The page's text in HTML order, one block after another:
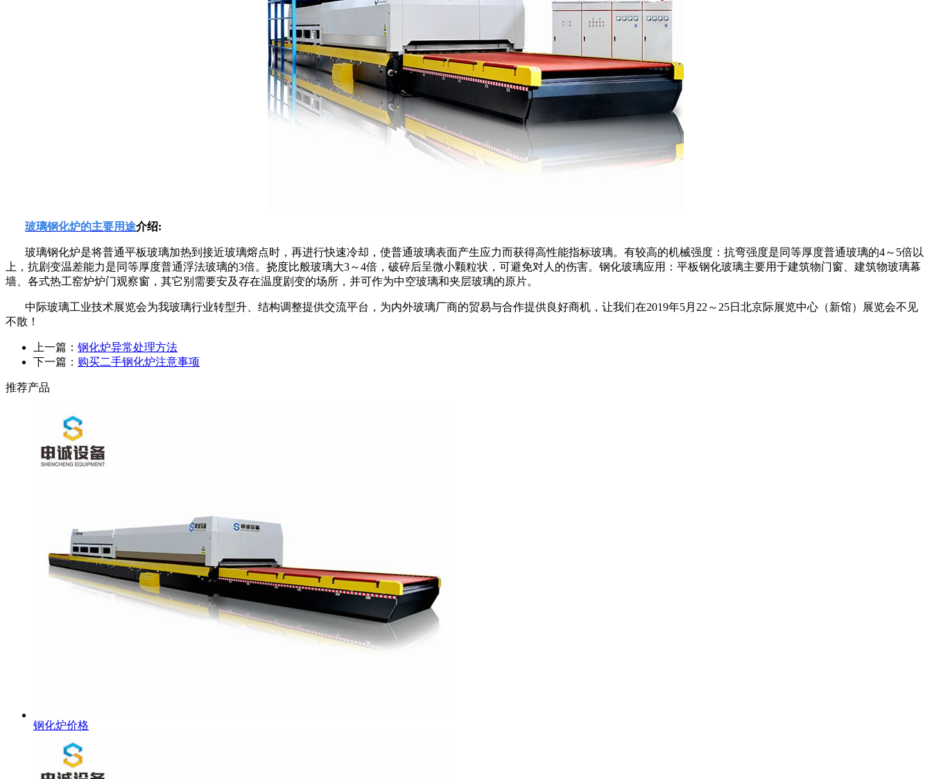
玻璃钢化炉的主要用途介绍:
玻璃钢化炉是将普通平板玻璃加热到接近玻璃熔点时，再进行快速冷却，使普通玻璃表面产生应力而获得高性能指标玻璃。有较高的机械强度：抗弯强度是同等厚度普通玻璃的4～ 5倍以
上，抗剧变温差能力是同等厚度普通浮法玻璃的3倍。挠度比般玻璃大3～4倍，破碎后呈微小颗粒状，可避免对人的伤害。钢化玻璃应用：平板钢化玻璃主要用于建筑物门窗、建筑物玻璃幕
墙、各式热工窑炉炉门观察窗，其它别需要安及存在温度剧变的场所，并可作为中空玻璃和夹层玻璃的原片。
中际玻璃工业技术展览会为我玻璃行业转型升、结构调整提供交流平台，为内外玻璃厂商的贸易与合作提供良好商机，让我们在2019年5月 22 ～ 25日北京际展览中心（新馆）展览会不见
不散！
上一篇： 钢化炉异常处理方法
下一篇： 购买二手钢化炉注意事项
推荐产品
钢化炉价格